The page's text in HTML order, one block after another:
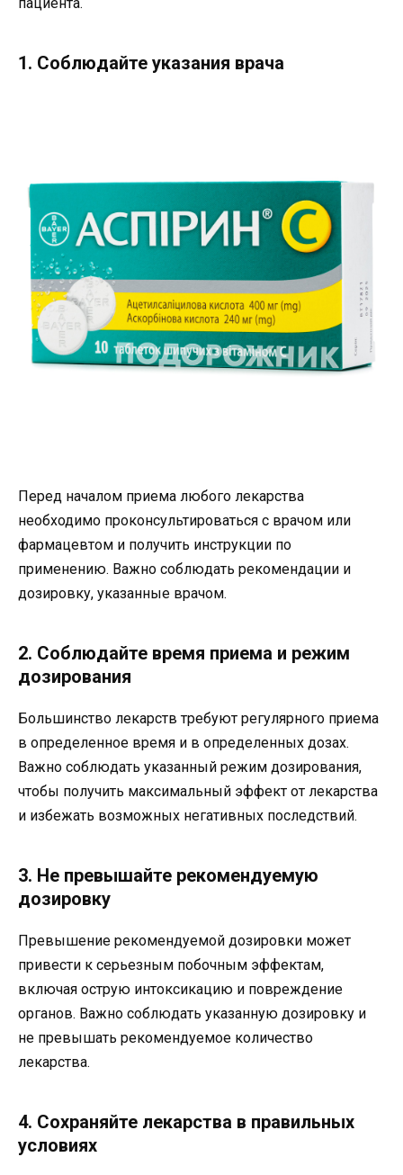
1. Соблюдайте указания врача
Перед началом приема любого лекарства
необходимо проконсультироваться с врачом или
фармацевтом и получить инструкции по
применению. Важно соблюдать рекомендации и
дозировку, указанные врачом.
2. Соблюдайте время приема и режим
дозирования
Большинство лекарств требуют регулярного приема
в определенное время и в определенных дозах.
Важно соблюдать указанный режим дозирования,
чтобы получить максимальный эффект от лекарства
и избежать возможных негативных последствий.
3. Не превышайте рекомендуемую
дозировку
Превышение рекомендуемой дозировки может
привести к серьезным побочным эффектам,
включая острую интоксикацию и повреждение
органов. Важно соблюдать указанную дозировку и
не превышать рекомендуемое количество
лекарства.
4. Сохраняйте лекарства в правильных
условиях